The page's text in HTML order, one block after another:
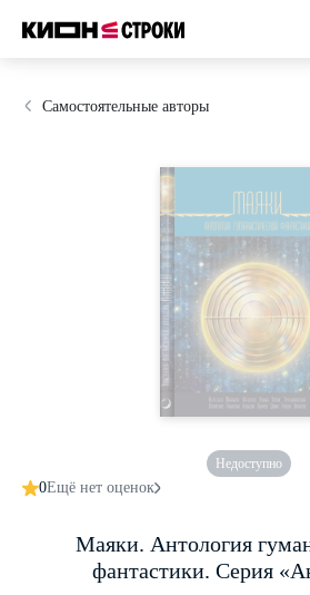
Самостоятельные авторы
Недоступно
0Ещё нет оценок
Маяки. Антология
фантастики. Серия